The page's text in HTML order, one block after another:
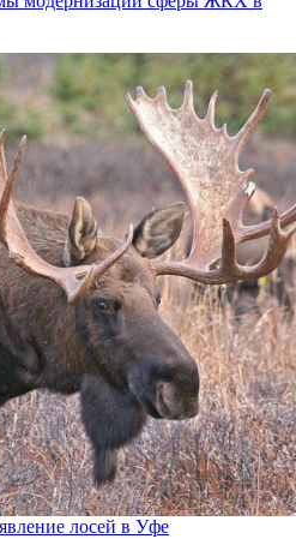
лосей в Уфе